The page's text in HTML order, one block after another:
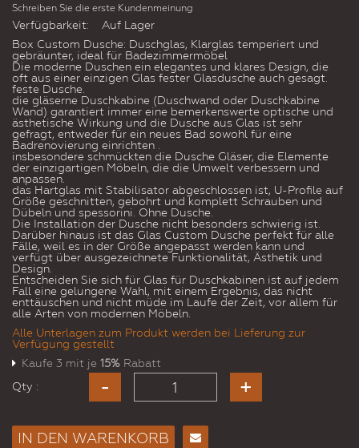
Schreiben Sie die erste Kundenmeinung
Verfügbarkeit:
Auf Lager
Box Custom Dusche: Duschglas, Klarglas temperiert und
gebräunter, ideal für Badezimmermöbel
Die moderne Duschen ein elegantes und klares Design, die
oft aus einer einzigen Glas fester Glasdusche auch gesagt.
feste Dusche.
die gläserne Duschkabine (Duschwand oder Duschkabine
Wand) garantiert immer eine bemerkenswerte optische und
ästhetische Wirkung und die Dusche aus Glas ist sehr
gefragt, entweder für ein neues Bad sowohl für eine
Badrenovierung einrichten .
insbesondere schmückten die Dusche Gläser, die Elemente
der einzigartigen Möbeln, die die Umwelt verbessern und
anpassen.
das Hartglas mit Stabilisator abgeschlossen ist, U-Profile auf
Größe geschnitten, gebohrt und komplett Schrauben und
Dübeln und spessorini. Ohne Dusche.
Die Installation der Dusche nicht besonders schwierig ist.
Darüber hinaus ist das Glas Custom Dusche perfekt für alle
Fälle, weil es in der Größe angepasst werden kann und
verfügt über ausgezeichnete Funktionalität, Ästhetik und
Design.
Entscheiden Sie sich für Glas für Duschkabinen ist auf jedem
Fall eine gelungene Wahl, mit einem Ergebnis, das nicht
enttäuschen und nicht müde im Laufe der Zeit, vor allem für
alle Arten von modernen Möbeln.
Alle Unterlagen zum Produkt werden bei Lieferung zur
Verfügung gestellt
Kaufe 3 mit je 15% Rabatt
Qty :
IN DEN WARENKORB